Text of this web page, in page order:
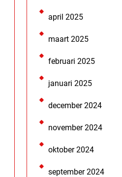
april 2025
maart 2025
februari 2025
januari 2025
december 2024
november 2024
oktober 2024
september 2024